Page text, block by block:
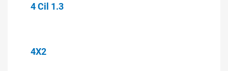
4 Cil 1.3
4X2